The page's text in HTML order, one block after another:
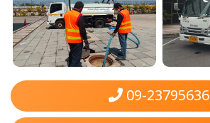
09-23795636